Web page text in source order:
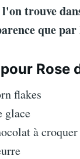
trouve
que
Rose
flakes
glace
à croquer